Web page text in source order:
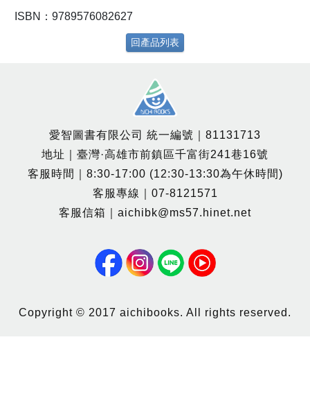
ISBN：9789576082627
回產品列表
愛智圖書有限公司 統一編號｜81131713
地址｜臺灣·高雄市前鎮區千富街241巷16號
客服時間｜8:30-17:00 (12:30-13:30為午休時間)
客服專線｜07-8121571
客服信箱｜aichibk@ms57.hinet.net
Copyright © 2017 aichibooks. All rights reserved.